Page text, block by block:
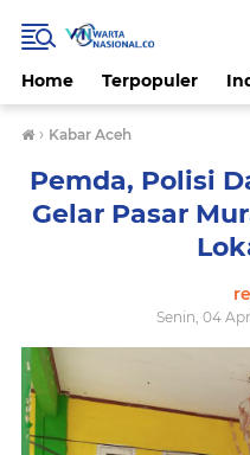
Home Terpopuler
› Kabar Aceh
Pemda, Polisi
Gelar Pasar
Senin, 04